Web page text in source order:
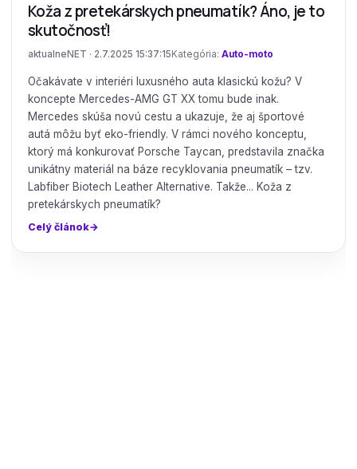
Koža z pretekárskych pneumatík? Áno, je to
skutočnosť!
aktualneNET · 2.7.2025 15:37:15 Kategória: Auto-moto
Očakávate v interiéri luxusného auta klasickú kožu? V
koncepte Mercedes-AMG GT XX tomu bude inak.
Mercedes skúša novú cestu a ukazuje, že aj športové
autá môžu byť eko-friendly. V rámci nového konceptu,
ktorý má konkurovať Porsche Taycan, predstavila značka
unikátny materiál na báze recyklovania pneumatík – tzv.
Labfiber Biotech Leather Alternative. Takže... Koža z
pretekárskych pneumatík?
Celý článok